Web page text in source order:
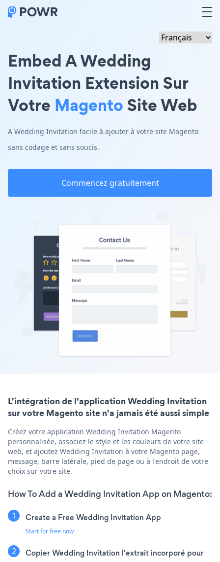
Embed A Wedding
Invitation Extension Sur
Votre MagentoSite Web
A Wedding Invitation facile à ajouter à votre site Magento
sans codage et sans soucis.
Commencez gratuitement
L'intégration de l'application Wedding Invitation
sur votre Magento site n'a jamais été aussi simple
Créez votre application Wedding Invitation Magento
personnalisée, associez le style et les couleurs de votre site
web, et ajoutez Wedding Invitation à votre Magento page,
message, barre latérale, pied de page ou à l'endroit de votre
choix sur votre site.
How To Add a Wedding Invitation App on Magento:
Create a Free Wedding Invitation App
Start for free now
Copier Wedding Invitation l'extrait incorporé pour